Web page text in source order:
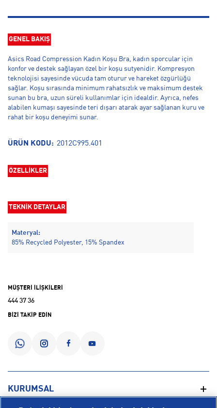
GENEL BAKIŞ
Asics Road Compression Kadın Koşu Bra, kadın sporcular için
konfor ve destek sağlayan özel bir koşu sutyenidir. Kompresyon
teknolojisi sayesinde vücuda tam oturur ve hareket özgürlüğü
sağlar. Koşu sırasında minimum rahatsızlık ve maksimum destek
sunan bu bra, uzun süreli kullanımlar için idealdir. Ayrıca, nefes
alabilen kumaşı sayesinde teri dışarı atarak ayar sağlanan kuru ve
rahat bir koşu deneyimi sunar.
ÜRÜN KODU: 2012C995.401
ÖZELLİKLER
TEKNİK DETAYLAR
Materyal:
85% Recycled Polyester, 15% Spandex
MÜŞTERİ İLİŞKİLERİ
444 37 36
BİZİ TAKİP EDİN
KURUMSAL